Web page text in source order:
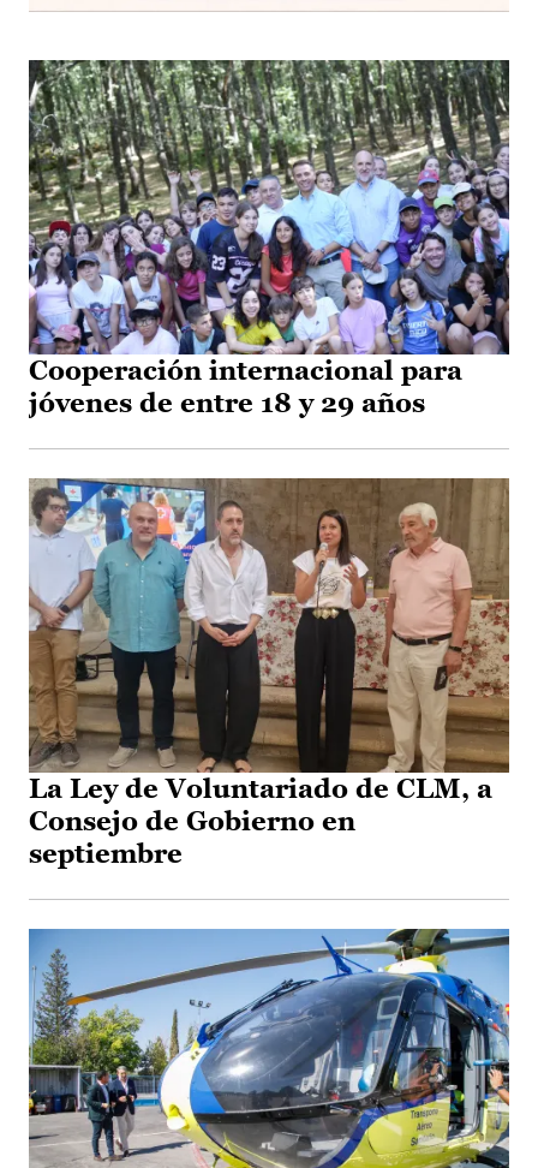
Cooperación internacional para
jóvenes de entre 18 y 29 años
La Ley de Voluntariado de CLM, a
Consejo de Gobierno en
septiembre